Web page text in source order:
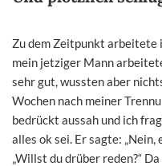
Zu dem Zeitpunkt arbeitete
mein jetziger Mann
sehr gut, wussten aber
Wochen nach meiner
bedrückt aussah und ich
alles ok sei. Er sagte: „Nein,
„Willst du drüber reden?“